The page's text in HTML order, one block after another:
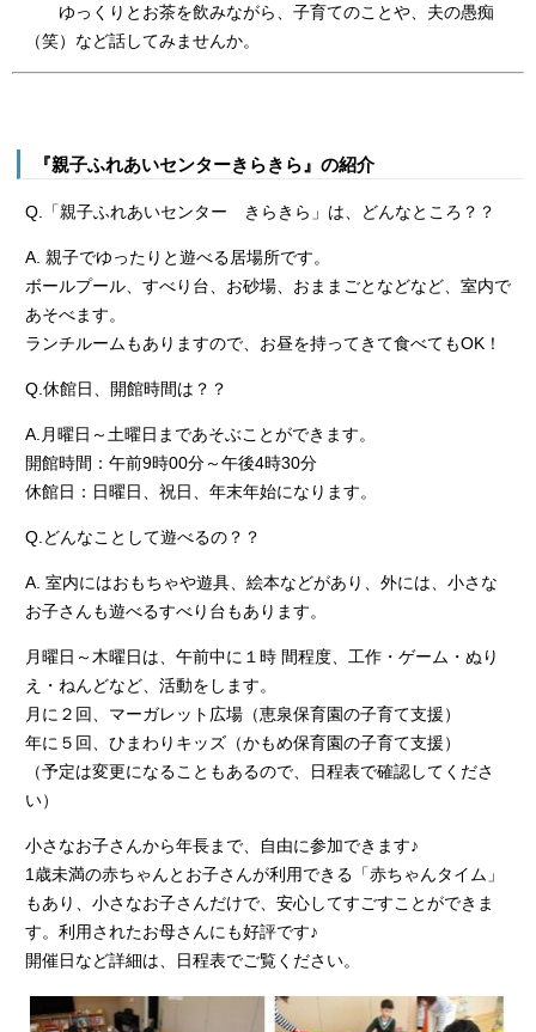
ゆっくりとお茶を飲みながら、子育てのことや、夫の愚痴
（笑）など話してみませんか。
『親子ふれあいセンターきらきら』の紹介
Q.「親子ふれあいセンター きらきら」は、どんなところ？？
A. 親子でゆったりと遊べる居場所です。
ボールプール、すべり台、お砂場、おままごとなどなど、室内で
あそべます。
ランチルームもありますので、お昼を持ってきて食べてもOK！
Q.休館日、開館時間は？？
A.月曜日～土曜日まであそぶことができます。
開館時間：午前9時00分～午後4時30分
休館日：日曜日、祝日、年末年始になります。
Q.どんなことして遊べるの？？
A. 室内にはおもちゃや遊具、絵本などがあり、外には、小さな
お子さんも遊べるすべり台もあります。
月曜日～木曜日は、午前中に１時 間程度、工作・ゲーム・ぬり
え・ねんどなど、活動をします。
月に２回、マーガレット広場（恵泉保育園の子育て支援）
年に５回、ひまわりキッズ（かもめ保育園の子育て支援）
（予定は変更になることもあるので、日程表で確認してくださ
い）
小さなお子さんから年長まで、自由に参加できます♪
1歳未満の赤ちゃんとお子さんが利用できる「赤ちゃんタイム」
もあり、小さなお子さんだけで、安心してすごすことができま
す。利用されたお母さんにも好評です♪
開催日など詳細は、日程表でご覧ください。